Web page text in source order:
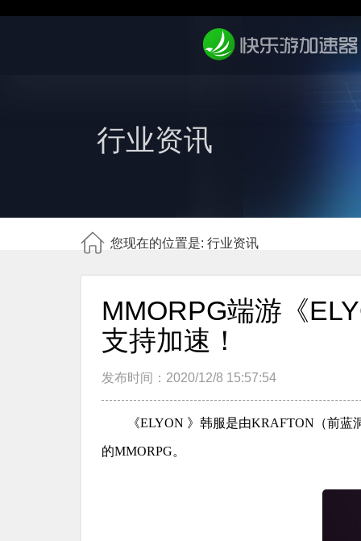
行业资讯
您现在的位置是: 行业资讯
MMORPG端游《
支持加速！
发布时间：2020/12/8 15:57:54
《ELYON 》韩服是由KRAFTON（前
的MMORPG。